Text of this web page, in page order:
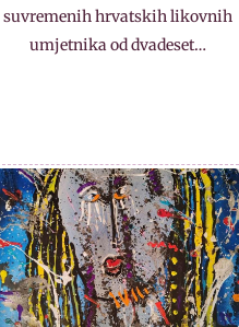
suvremenih hrvatskih likovnih
umjetnika od dvadeset…